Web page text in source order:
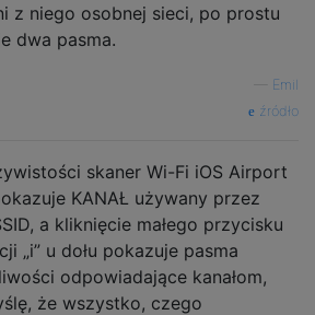
z niego osobnej sieci, po prostu
dwa pasma.
Emil
źródło
skaner Wi-Fi iOS Airport
KANAŁ używany przez
a kliknięcie małego przycisku
„i” u dołu pokazuje pasma
odpowiadające kanałom,
że wszystko, czego